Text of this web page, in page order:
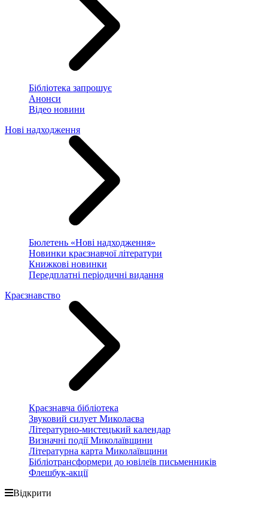
Бібліотека запрошує
Анонси
Відео новини
Нові надходження
Бюлетень «Нові надходження»
Новинки краєзнавчої літератури
Книжкові новинки
Передплатні періодичні видання
Краєзнавство
Краєзнавча бібліотека
Звуковий силует Миколаєва
Літературно-мистецький календар
Визначні події Миколаївщини
Літературна карта Миколаївщини
Бібліотрансформери до ювілеїв письменників
Флешбук-акції
Відкрити